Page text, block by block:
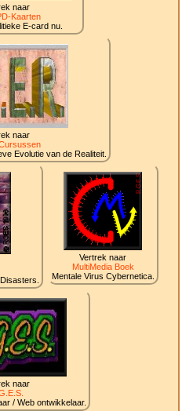
naar
Kaarten
E-card nu.
naar
Evolutie van de Realiteit.
Vertrek naar
MultiMedia Boek
Mentale Virus Cybernetica.
naar
/ Web ontwikkelaar.